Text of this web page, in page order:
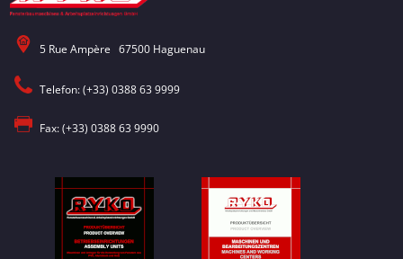
5 Rue Ampère 67500 Haguenau
Telefon: (+33) 0388 63 9999
Fax: (+33) 0388 63 9990